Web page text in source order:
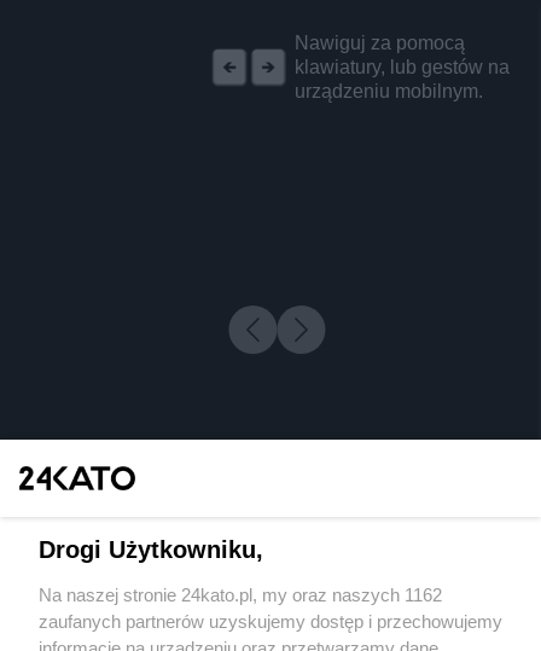
Nawiguj za pomocą
klawiatury, lub gestów na
urządzeniu mobilnym.
Wydawca mediów lokalnych
Drogi Użytkowniku,
Na naszej stronie 24kato.pl, my oraz naszych 1162
zaufanych partnerów uzyskujemy dostęp i przechowujemy